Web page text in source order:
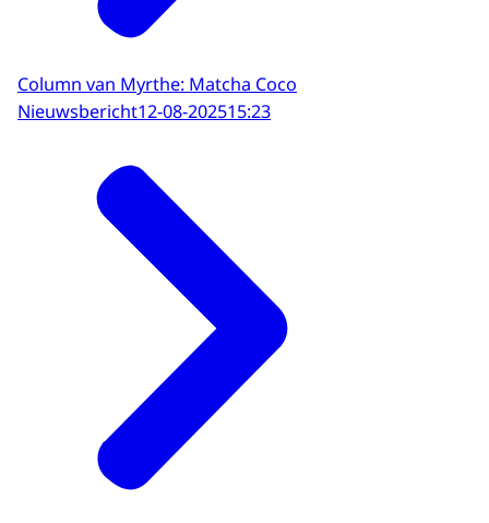
Column van Myrthe: Matcha Coco
Nieuwsbericht12-08-202515:23